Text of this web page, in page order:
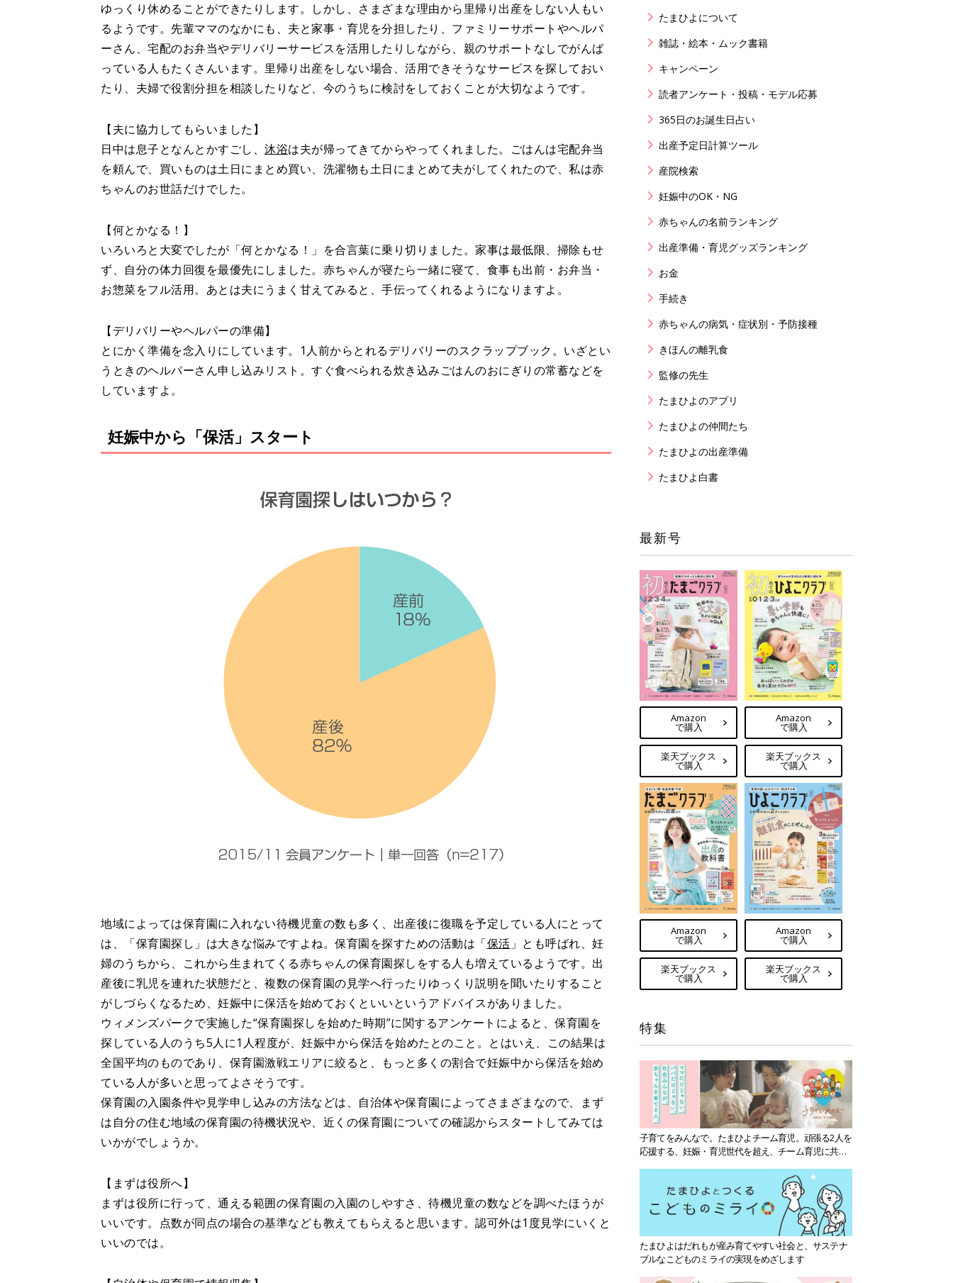
ゆっくり休めることができたりします。しかし、さまざまな理由から里帰り出産をしない人もい
るようです。先輩ママのなかにも、夫と家事・育児を分担したり、ファミリーサポートやヘルパ
ーさん、宅配のお弁当やデリバリーサービスを活用したりしながら、親のサポートなしでがんば
っている人もたくさんいます。里帰り出産をしない場合、活用できそうなサービスを探しておい
たり、夫婦で役割分担を相談したりなど、今のうちに検討をしておくことが大切なようです。
【夫に協力してもらいました】
日中は息子となんとかすごし、 沐浴は夫が帰ってきてからやってくれました。ごはんは宅配弁当
を頼んで、買いものは土日にまとめ買い、洗濯物も土日にまとめて夫がしてくれたので、私は赤
ちゃんのお世話だけでした。
【何とかなる！】
いろいろと大変でしたが「何とかなる！」を合言葉に乗り切りました。家事は最低限、掃除もせ
ず、自分の体力回復を最優先にしました。赤ちゃんが寝たら一緒に寝て、食事も出前・お弁当・
お惣菜をフル活用。あとは夫にうまく甘えてみると、手伝ってくれるようになりますよ。
【デリバリーやヘルパーの準備】
とにかく準備を念入りにしています。1人前からとれるデリバリーのスクラップブック。いざとい
うときのヘルパーさん申し込みリスト。すぐ食べられる炊き込みごはんのおにぎりの常蓄などを
していますよ。
妊娠中から「保活」スタート
地域によっては保育園に入れない待機児童の数も多く、出産後に復職を予定している人にとって
は、「保育園探し」は大きな悩みですよね。保育園を探すための活動は「保活 」とも呼ばれ、妊
婦のうちから、これから生まれてくる赤ちゃんの保育園探しをする人も増えているようです。出
産後に乳児を連れた状態だと、複数の保育園の見学へ行ったりゆっくり説明を聞いたりすること
がしづらくなるため、妊娠中に保活を始めておくといいというアドバイスがありました。
ウィメンズパークで実施した“保育園探しを始めた時期”に関するアンケートによると、保育園を
探している人のうち5人に1人程度が、妊娠中から保活を始めたとのこと。とはいえ、この結果は
全国平均のものであり、保育園激戦エリアに絞ると、もっと多くの割合で妊娠中から保活を始め
ている人が多いと思ってよさそうです。
保育園の入園条件や見学申し込みの方法などは、自治体や保育園によってさまざまなので、まず
は自分の住む地域の保育園の待機状況や、近くの保育園についての確認からスタートしてみては
いかがでしょうか。
【まずは役所へ】
まずは役所に行って、通える範囲の保育園の入園のしやすさ、待機児童の数などを調べたほうが
いいです。点数が同点の場合の基準なども教えてもらえると思います。認可外は1度見学にいくと
いいのでは。
たまひよについて
雑誌・絵本・ムック書籍
キャンペーン
読者アンケート・投稿・モデル応募
365日のお誕生日占い
出産予定日計算ツール
産院検索
妊娠中のOK・NG
赤ちゃんの名前ランキング
出産準備・育児グッズランキング
お金
手続き
赤ちゃんの病気・症状別・予防接種
きほんの離乳食
監修の先生
たまひよのアプリ
たまひよの仲間たち
たまひよの出産準備
たまひよ白書
最新号
Amazon
で購入
楽天ブックス
で購入
Amazon
で購入
楽天ブックス
で購入
Amazon
で購入
楽天ブックス
で購入
Amazon
で購入
楽天ブックス
で購入
特集
子育てをみんなで。たまひよチーム育児。頑張る2人を
応援する、妊娠・育児世代を超え、チーム育児に共感
たまひよはだれもが産み育てやすい社会と、サステナ
ブルなこどものミライの実現をめざします